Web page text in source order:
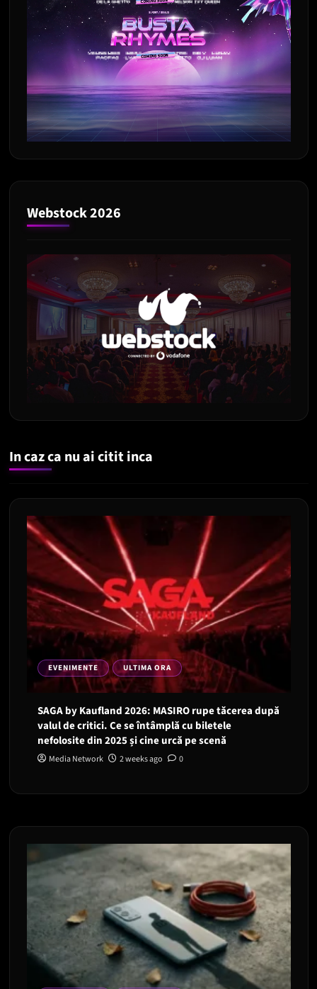
Webstock 2026
In caz ca nu ai citit inca
EVENIMENTE ULTIMA ORA
SAGA by Kaufland 2026: MASIRO rupe tăcerea după
valul de critici. Ce se întâmplă cu biletele
nefolosite din 2025 și cine urcă pe scenă
Media Network 2 weeks ago 0